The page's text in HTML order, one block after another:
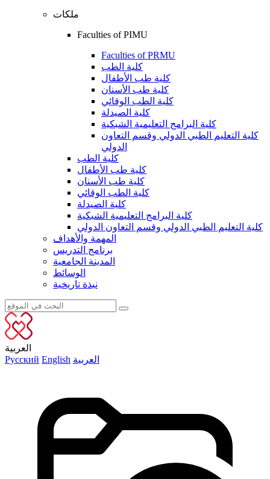
ملكات
Faculties of PIMU
Faculties of PRMU
كلية الطب
كلية طب الأطفال
كلية طب الأسنان
كلية الطب الوقائي
كلية الصيدلة
كلية البرامج التعليمية الشبكية
كلية التعليم الطبي الدولي وقسم التعاون
الدولي
كلية الطب
كلية طب الأطفال
كلية طب الأسنان
كلية الطب الوقائي
كلية الصيدلة
كلية البرامج التعليمية الشبكية
كلية التعليم الطبي الدولي وقسم التعاون الدولي
المهمة والأهداف
برنامج التدريس
المدينة الجامعية
الوسائط
نبذة تاريخية
العربية
Русский English العربية